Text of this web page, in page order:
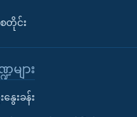
တိုင်း
ျား
းခန်း